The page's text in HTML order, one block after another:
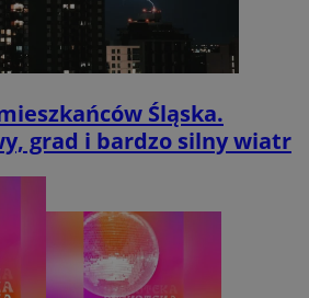
Śląska.
grad i bardzo silny wiatr